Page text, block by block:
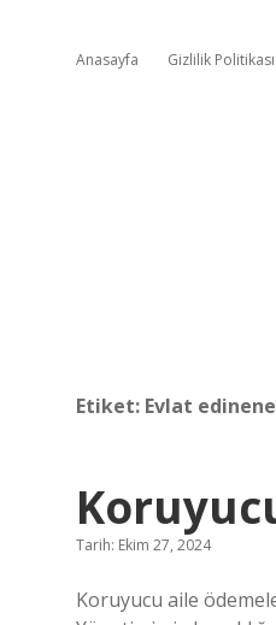
Anasayfa Gizlilik Politikası
Etiket: Evlat
Tarih: Ekim 27, 2024
Koruyucu aile